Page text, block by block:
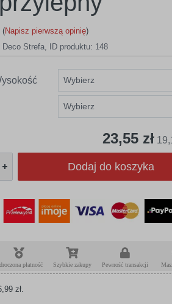
(Napisz pierwszą opinię)
Deco Strefa, ID produktu: 148
23,55 zł
Dodaj do koszyka
płatność Szybkie zakupy Pewność transakcji
zł.